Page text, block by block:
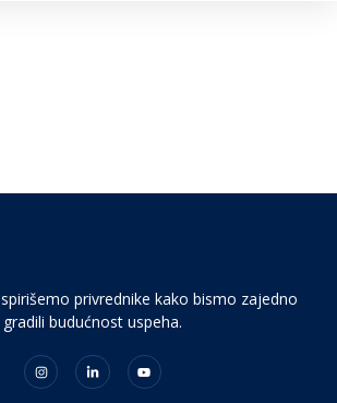
privrednike kako bismo zajedno
gradili budućnost uspeha.